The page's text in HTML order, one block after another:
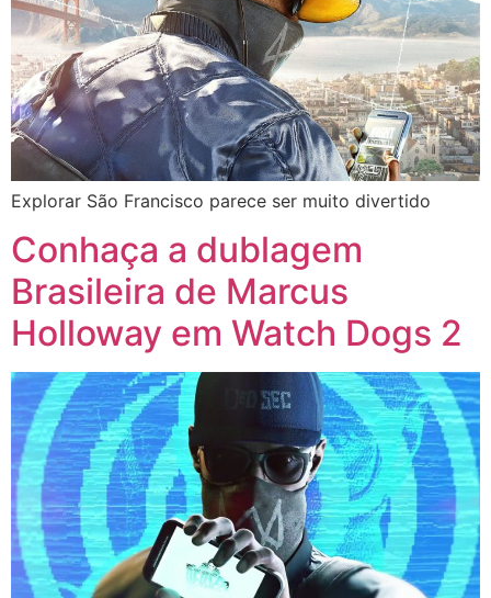
Explorar São Francisco parece ser muito divertido
Conhaça a dublagem
Brasileira de Marcus
Holloway em Watch Dogs 2